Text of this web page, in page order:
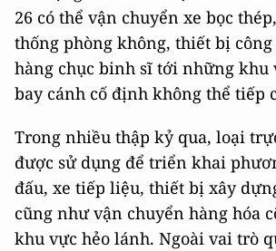
26 có thể vận chuyển xe bọc
thống phòng không, thiết bị
hàng chục binh sĩ tới những khu
bay cánh cố định không thể tiếp
Trong nhiều thập kỷ qua, loại
được sử dụng để triển khai
đấu, xe tiếp liệu, thiết bị xây
cũng như vận chuyển hàng hóa
khu vực hẻo lánh. Ngoài vai trò